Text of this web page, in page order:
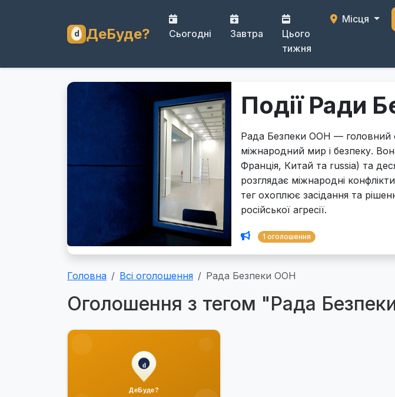
ДеБуде? Сьогодні Завтра
Цього
тижня
Місця
Події Ради
Рада Безпеки ООН — головний
міжнародний мир і безпеку.
Франція, Китай та russia) та
розглядає міжнародні
тег охоплює засідання та
російської агресії.
1 оголошення
Головна Всі оголошення Рада Безпеки ООН
Оголошення з тегом "Рада